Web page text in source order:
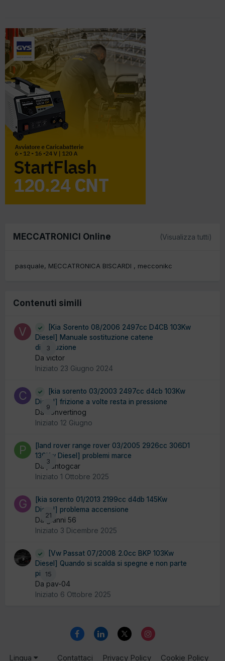
MECCATRONICI Online (Visualizza tutti)
pasquale MECCATRONICA BISCARDI mecconikc
Contenuti simili
3
[Kia Sorento 08/2006 2497cc D4CB 103Kw
Diesel] Manuale sostituzione catene
distribuzione
Da victor
Iniziato 23 Giugno 2024
9
[kia sorento 03/2003 2497cc d4cb 103Kw
Diesel] frizione a volte resta in pressione
Da convertinog
Iniziato 12 Giugno
3
[land rover range rover 03/2005 2926cc 306D1
130Kw Diesel] problemi marce
Da puntogcar
Iniziato 1 Ottobre 2025
21
[kia sorento 01/2013 2199cc d4db 145Kw
Diesel] problema accensione
Da gianni 56
Iniziato 3 Dicembre 2025
15
[Vw Passat 07/2008 2.0cc BKP 103Kw
Diesel] Quando si scalda si spegne e non parte
più
Da pav-04
Iniziato 6 Ottobre 2025
Lingua Contattaci Privacy Policy Cookie Policy